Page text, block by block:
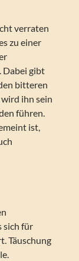
verraten
zu einer
gibt
bitteren
ihn sein
führen.
ist,
sich für
Täuschung